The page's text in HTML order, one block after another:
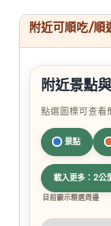
附近可順吃/順
附近景點
點選圖標可查看
景點
載入更多：2公
目前顯示精選周邊